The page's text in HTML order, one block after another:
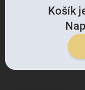
Košík